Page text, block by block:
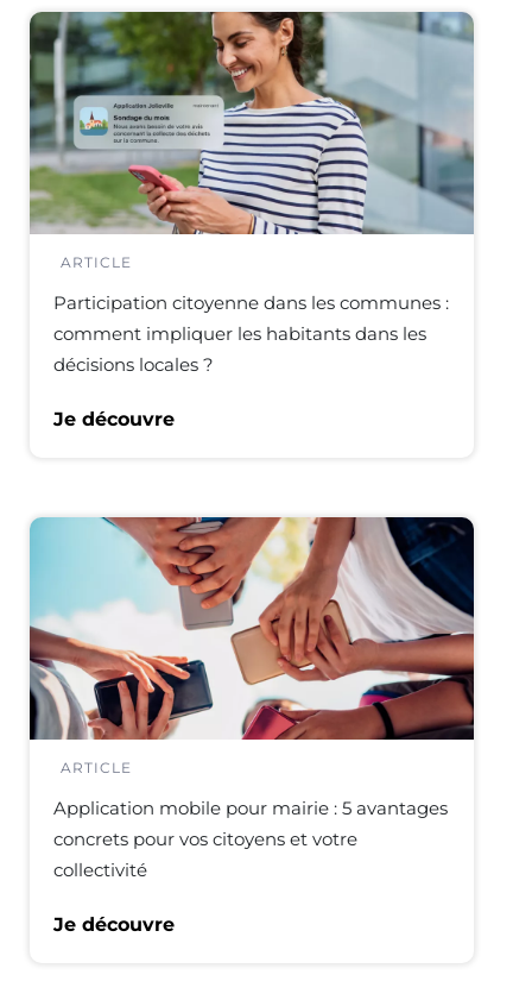
ARTICLE
Participation citoyenne dans les communes :
comment impliquer les habitants dans les
décisions locales ?
Je découvre
ARTICLE
Application mobile pour mairie : 5 avantages
concrets pour vos citoyens et votre
collectivité
Je découvre